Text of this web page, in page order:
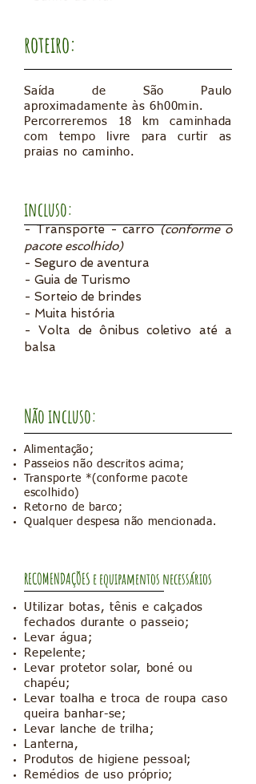
roteiro:
Saída de São Paulo
aproximadamente às 6h00min.
Percorreremos 18 km caminhada
com tempo livre para curtir as
praias no caminho.
incluso:
- Transporte - carro(conforme o
pacote escolhido)
- Seguro de aventura
- Guia de Turismo
- Sorteio de brindes
- Muita história
- Volta de ônibus coletivo até a
balsa
Não incluso:
Alimentação;
Passeios não descritos acima;
Transporte *(conforme pacote
escolhido)
Retorno de barco;
Qualquer despesa não mencionada.
RECOMENDAÇÕES e equipamentos necessários
Utilizar botas, tênis e calçados
fechados durante o passeio;
Levar água;
Repelente;
Levar protetor solar, boné ou
chapéu;
Levar toalha e troca de roupa caso
queira banhar-se;
Levar lanche de trilha;
Lanterna,
Produtos de higiene pessoal;
Remédios de uso próprio;